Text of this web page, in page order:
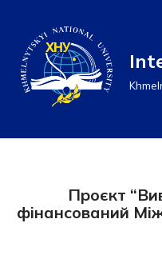
Перейти
до
вмісту
Проєкт
фінансований